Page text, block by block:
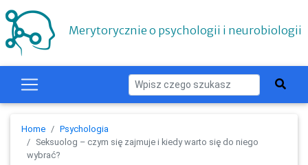
Merytorycznie o psychologii i neurobiologii
Home
Psychologia
Seksuolog – czym się zajmuje i kiedy warto się do niego
wybrać?